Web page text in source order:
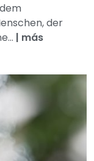
der
| más